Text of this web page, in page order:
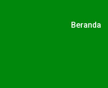
Beranda